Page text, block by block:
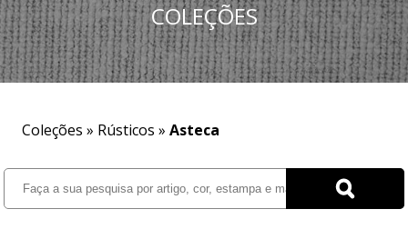
COLEÇÕES
Coleções » Rústicos »Asteca